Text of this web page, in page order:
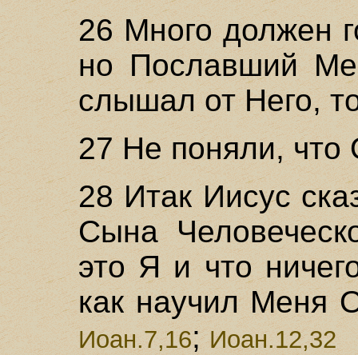
26 Много должен
но Пославший
слышал от Него,
27 Не поняли, что
28 Итак Иисус
Сына
это Я и что
как научил Меня
Иоан.7,16;Иоан.12,32